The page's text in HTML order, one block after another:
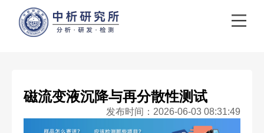
磁流变液沉降与再分散性测试
发布时间：2026-06-03 08:31:49